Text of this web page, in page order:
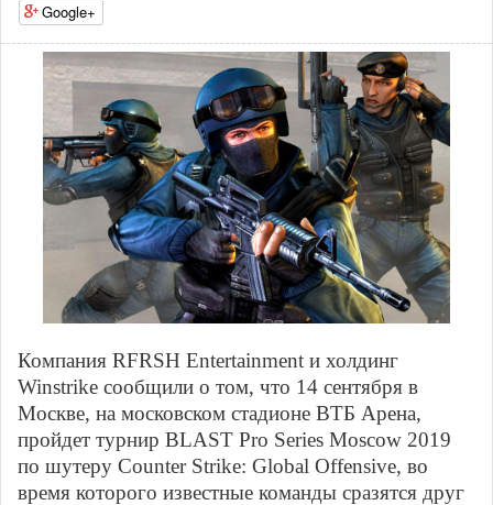
Google+
Компания RFRSH Entertainment и холдинг
Winstrike сообщили о том, что 14 сентября в
Москве, на московском стадионе ВТБ Арена,
пройдет турнир BLAST Pro Series Moscow 2019
по шутеру Counter Strike: Global Offensive, во
время которого известные команды сразятся друг